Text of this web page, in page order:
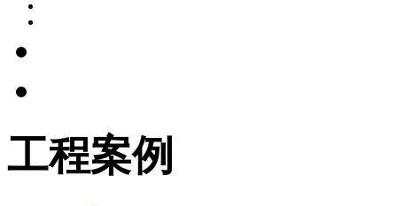
工程案例